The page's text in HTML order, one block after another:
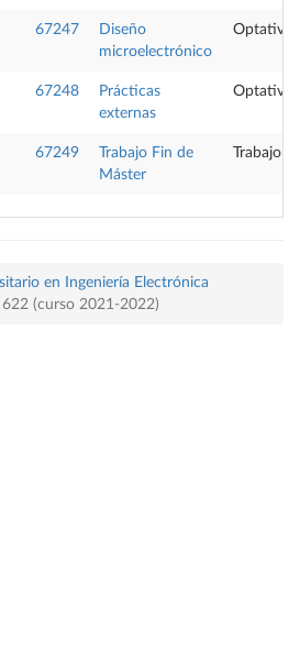
67247
Diseño
microelectrónico
Optativa
67248
Prácticas
externas
Optativa
67249
Trabajo Fin de
Máster
Trabajo
en Ingeniería Electrónica
(curso 2021-2022)